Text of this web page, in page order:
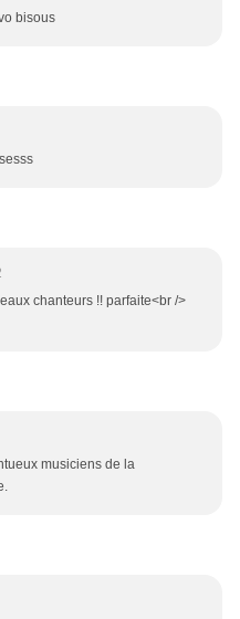
bisous
chanteurs !! parfaite<br />
musiciens de la